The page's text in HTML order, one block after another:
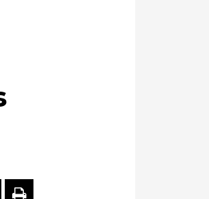
SUR FACEBOOK
PARTAGER SUR
IMPRIMER